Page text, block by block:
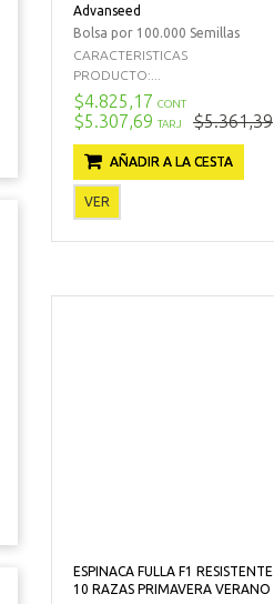
Advanseed
Bolsa por 100.000 Semillas
CARACTERISTICAS
PRODUCTO:...
$4.825,17 CONT
$5.307,69 TARJ $5.361,39
AÑADIR A LA CESTA
VER
ESPINACA FULLA F1 RESISTENTE
10 RAZAS PRIMAVERA VERANO